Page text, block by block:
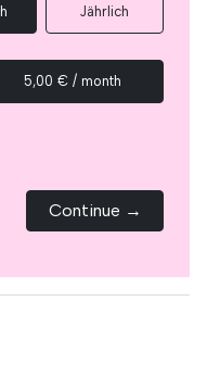
Jährlich
5,00 € / month
Continue →